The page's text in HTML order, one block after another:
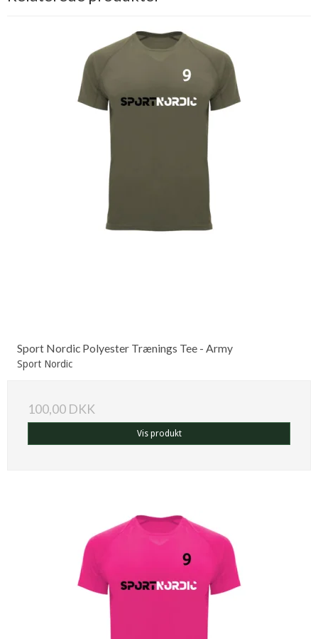
Sport Nordic Polyester Trænings Tee - Army
Sport Nordic
100,00 DKK
Vis produkt